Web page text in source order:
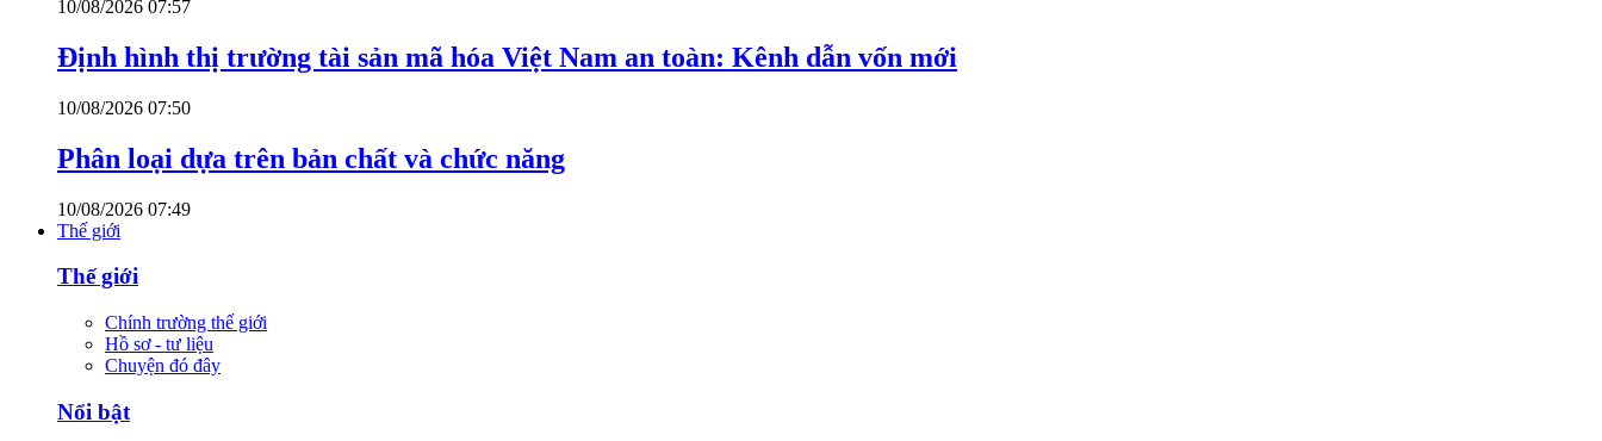
10/08/2026 07:57
Định hình thị trường tài sản mã hóa Việt Nam an toàn: Kênh dẫn vốn mới
10/08/2026 07:50
Phân loại dựa trên bản chất và chức năng
10/08/2026 07:49
Thế giới
Thế giới
Chính trường thế giới
Hồ sơ - tư liệu
Chuyện đó đây
Nổi bật